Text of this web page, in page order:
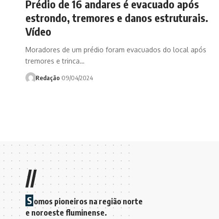
Prédio de 16 andares é evacuado após
estrondo, tremores e danos estruturais.
Vídeo
Moradores de um prédio foram evacuados do local após
tremores e trinca…
Redação 09/04/2024
//
S omos pioneiros na região norte
e noroeste fluminense.